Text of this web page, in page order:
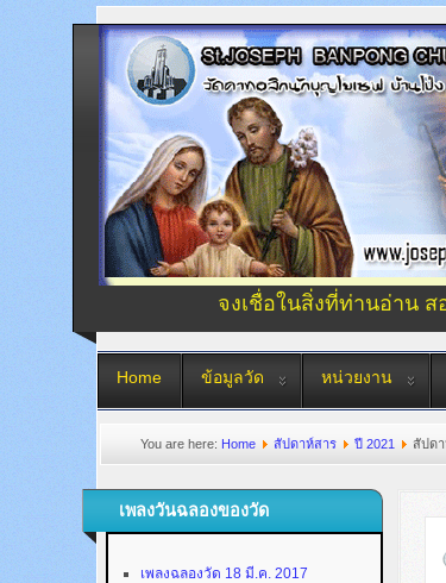
จงเชื่อในสิ่งที่ท่านอ่าน
Home ข้อมูลวัด หน่วยงาน
You are here:Home สัปดาห์สาร ปี 2021 สัปดา
เพลงวันฉลองของวัด
เพลงฉลองวัด 18 มี.ค. 2017